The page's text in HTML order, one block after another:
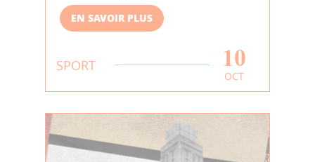
EN SAVOIR PLUS
SPORT 10
OCT